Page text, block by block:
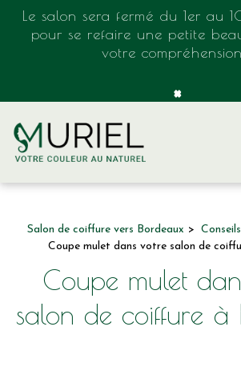
Le salon sera fermé du 1er au
pour se refaire une petite
votre
×
Salon de coiffure vers Bordeaux
Coupe mulet dans votre salon de
Coupe mulet
salon de coiffure à
Panneau de gestion des cookies